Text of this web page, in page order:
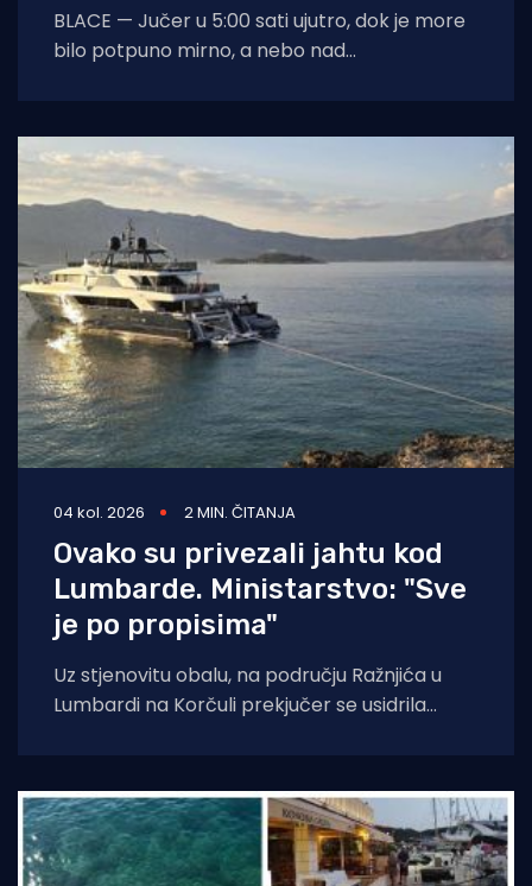
BLACE — Jučer u 5:00 sati ujutro, dok je more
bilo potpuno mirno, a nebo nad
04 kol. 2026 2 MIN. ČITANJA
Ovako su privezali jahtu kod
Lumbarde. Ministarstvo: "Sve
je po propisima"
Uz stjenovitu obalu, na području Ražnjića u
Lumbardi na Korčuli prekjučer se usidrila